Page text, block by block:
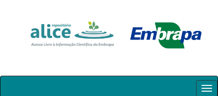
Skip